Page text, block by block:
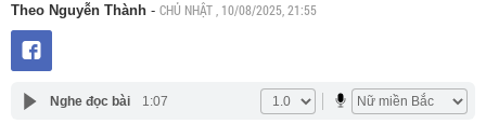
Theo Nguyễn Thành - CHỦ NHẬT , 10/08/2025, 21:55
Nghe đọc bài 1:07